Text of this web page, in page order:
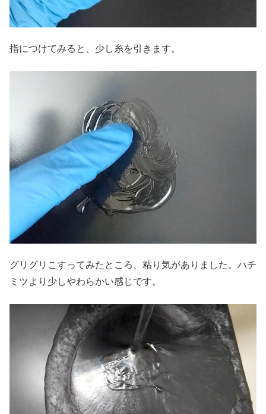
指につけてみると、少し糸を引きます。
グリグリこすってみたところ、粘り気がありました。ハチ
ミツより少しやわらかい感じです。